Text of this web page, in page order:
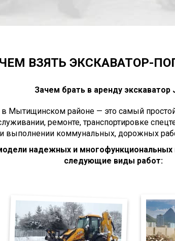
ВЗЯТЬ ЭКСКАВАТОР-
Зачем брать в аренду экскаватор
в Мытищинском районе — это самый
ремонте, транспортировке
выполнении коммунальных, дорожных
надежных и
следующие виды работ: